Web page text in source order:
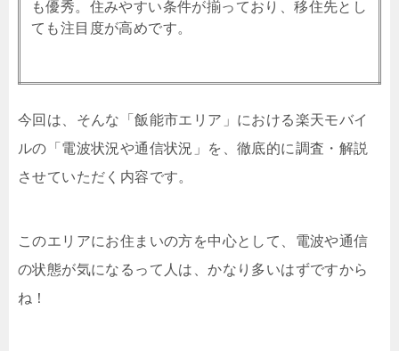
も優秀。住みやすい条件が揃っており、移住先とし
ても注目度が高めです。
今回は、そんな「飯能市エリア」における楽天モバイ
ルの「電波状況や通信状況」を、徹底的に調査・解説
させていただく内容です。
このエリアにお住まいの方を中心として、電波や通信
の状態が気になるって人は、かなり多いはずですから
ね！